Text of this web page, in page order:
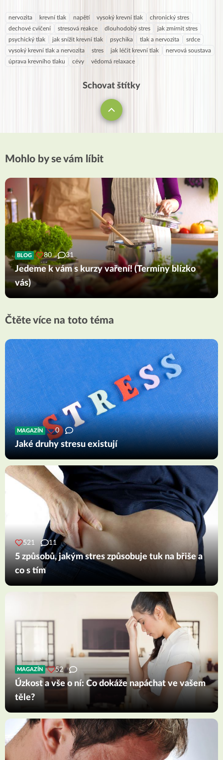
nervozita krevní tlak napětí vysoký krevní tlak
chronický stres
dechové cvičení
stresová reakce dlouhodobý stres
jak zmírnit stres
psychický tlak
jak snížit krevní tlak psychika tlak a nervozita
srdce
vysoký krevní tlak a nervozita
stres jak léčit krevní tlak
nervová soustava
úprava krevního tlaku
cévy vědomá relaxace
Schovat štítky
Mohlo by se vám líbit
BLOG 80 31
Jedeme k vám s kurzy vaření! (Termíny blízko
vás)
Čtěte více na toto téma
MAGAZÍN 0
Jaké druhy stresu existují
521 11
5 způsobů, jakým stres způsobuje tuk na břiše a
co s tím
MAGAZÍN 52
Úzkost a vše o ní: Co dokáže napáchat ve vašem
těle?